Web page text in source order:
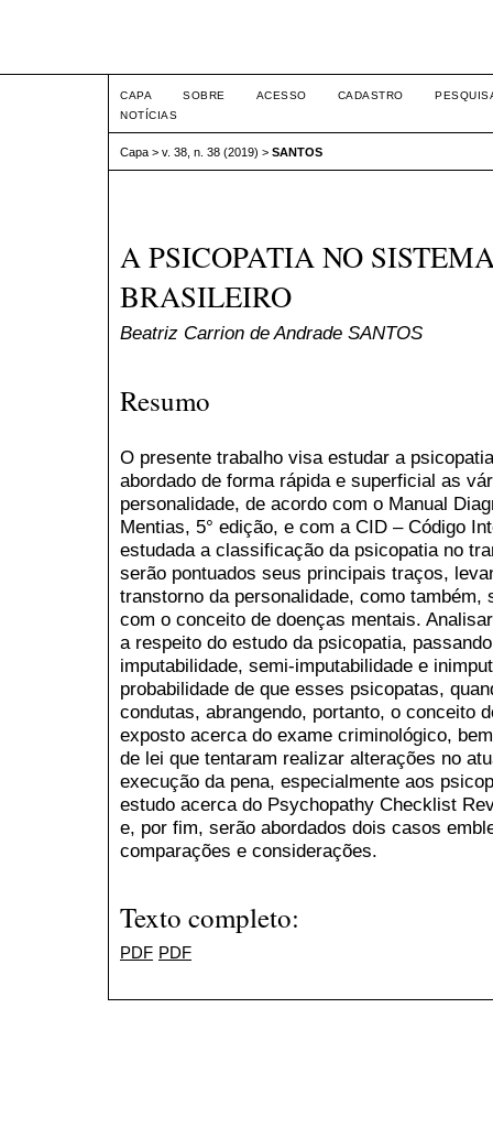
CAPA SOBRE ACESSO CADASTRO
NOTÍCIAS
Capa > v. 38, n. 38 (2019) > SANTOS
A PSICOPATIA NO
BRASILEIRO
Beatriz Carrion de Andrade SANTOS
Resumo
O presente trabalho visa estudar a
abordado de forma rápida e superficial as
personalidade, de acordo com o Manual
Mentias, 5° edição, e com a CID – Código
estudada a classificação da psicopatia no
serão pontuados seus principais traços,
transtorno da personalidade, como
com o conceito de doenças mentais.
a respeito do estudo da psicopatia,
imputabilidade, semi-imputabilidade e
probabilidade de que esses psicopatas,
condutas, abrangendo, portanto, o conceito
exposto acerca do exame criminológico,
de lei que tentaram realizar alterações no
execução da pena, especialmente aos
estudo acerca do Psychopathy Checklist
e, por fim, serão abordados dois casos
comparações e considerações.
Texto completo:
PDF PDF